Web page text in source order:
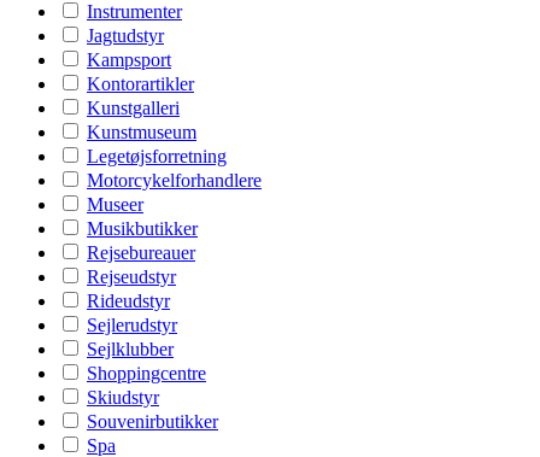
Instrumenter
Jagtudstyr
Kampsport
Kontorartikler
Kunstgalleri
Kunstmuseum
Legetøjsforretning
Motorcykelforhandlere
Museer
Musikbutikker
Rejsebureauer
Rejseudstyr
Rideudstyr
Sejlerudstyr
Sejlklubber
Shoppingcentre
Skiudstyr
Souvenirbutikker
Spa